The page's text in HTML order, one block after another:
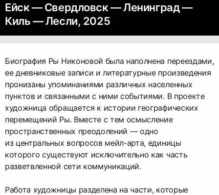
Ейск — Свердловск — Ленинград —
Киль — Лесли, 2025
Биография Ры Никоновой была наполнена переездами,
ее дневниковые записи и литературные произведения
пронизаны упоминаниями различных населенных
пунктов и связанными с ними событиями. В проекте
художница обращается к истории географических
перемещений Ры. Вместе с тем осмысление
пространственных преодолений — одно
из центральных вопросов мейл-арта, единицы
которого существуют исключительно как часть
разветвленной сети коммуникаций.
Работа художницы разделена на части, которые